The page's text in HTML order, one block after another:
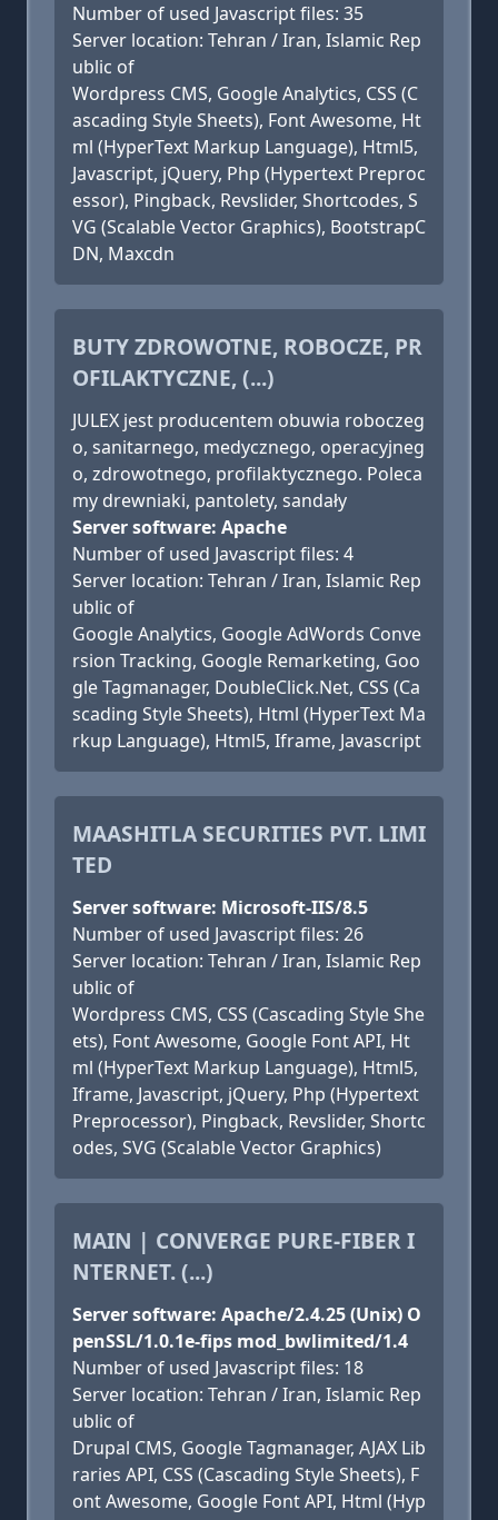
Number of used Javascript files: 35
Server location: Tehran / Iran, Islamic Rep
ublic of
Wordpress CMS, Google Analytics, CSS (C
ascading Style Sheets), Font Awesome, Ht
ml (HyperText Markup Language), Html5,
Javascript, jQuery, Php (Hypertext Preproc
essor), Pingback, Revslider, Shortcodes, S
VG (Scalable Vector Graphics), BootstrapC
DN, Maxcdn
BUTY ZDROWOTNE, ROBOCZE, PR
OFILAKTYCZNE, (...)
JULEX jest producentem obuwia roboczeg
o, sanitarnego, medycznego, operacyjneg
o, zdrowotnego, profilaktycznego. Poleca
my drewniaki, pantolety, sandały
Server software: Apache
Number of used Javascript files: 4
Server location: Tehran / Iran, Islamic Rep
ublic of
Google Analytics, Google AdWords Conve
rsion Tracking, Google Remarketing, Goo
gle Tagmanager, DoubleClick.Net, CSS (Ca
scading Style Sheets), Html (HyperText Ma
rkup Language), Html5, Iframe, Javascript
MAASHITLA SECURITIES PVT. LIMI
TED
Server software: Microsoft-IIS/8.5
Number of used Javascript files: 26
Server location: Tehran / Iran, Islamic Rep
ublic of
Wordpress CMS, CSS (Cascading Style She
ets), Font Awesome, Google Font API, Ht
ml (HyperText Markup Language), Html5,
Iframe, Javascript, jQuery, Php (Hypertext
Preprocessor), Pingback, Revslider, Shortc
odes, SVG (Scalable Vector Graphics)
MAIN | CONVERGE PURE-FIBER I
NTERNET. (...)
Server software: Apache/2.4.25 (Unix) O
penSSL/1.0.1e-fips mod_bwlimited/1.4
Number of used Javascript files: 18
Server location: Tehran / Iran, Islamic Rep
ublic of
Drupal CMS, Google Tagmanager, AJAX Lib
raries API, CSS (Cascading Style Sheets), F
ont Awesome, Google Font API, Html (Hyp